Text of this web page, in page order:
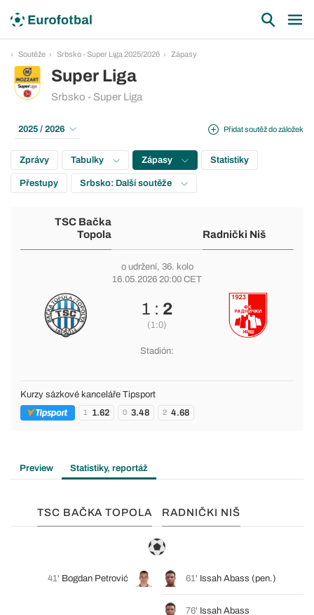
Soutěže Srbsko - Super Liga 2025/2026 Zápasy
Super Liga
Srbsko - Super Liga
Přidat soutěž do záložek
2025 / 2026
Zprávy Tabulky Zápasy Statistiky
Přestupy Srbsko: Další soutěže
TSC Bačka
Topola
Radnički Niš
o udržení, 36. kolo
16.05.2026 20:00 CET
1 : 2
(1:0)
Stadión:
Kurzy sázkové kanceláře Tipsport
1 1.62 0 3.48 2 4.68
Preview Statistiky, reportáž
TSC BAČKA TOPOLA RADNIČKI NIŠ
41' Bogdan Petrović 61' Issah Abass (pen.)
76' Issah Abass